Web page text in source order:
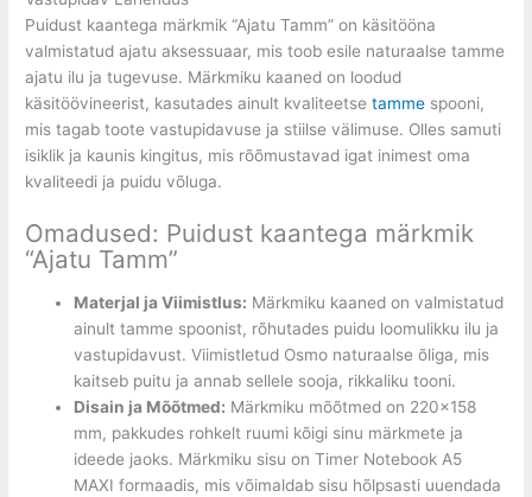
Puidust kaantega märkmik “Ajatu Tamm” on käsitööna
valmistatud ajatu aksessuaar, mis toob esile naturaalse tamme
ajatu ilu ja tugevuse. Märkmiku kaaned on loodud
käsitöövineerist, kasutades ainult kvaliteetsetamme spooni,
mis tagab toote vastupidavuse ja stiilse välimuse. Olles samuti
isiklik ja kaunis kingitus, mis rõõmustavad igat inimest oma
kvaliteedi ja puidu võluga.
Omadused: Puidust kaantega märkmik
“Ajatu Tamm”
Materjal ja Viimistlus: Märkmiku kaaned on valmistatud
ainult tamme spoonist, rõhutades puidu loomulikku ilu ja
vastupidavust. Viimistletud Osmo naturaalse õliga, mis
kaitseb puitu ja annab sellele sooja, rikkaliku tooni.
Disain ja Mõõtmed: Märkmiku mõõtmed on 220×158
mm, pakkudes rohkelt ruumi kõigi sinu märkmete ja
ideede jaoks. Märkmiku sisu on Timer Notebook A5
MAXI formaadis, mis võimaldab sisu hõlpsasti uuendada